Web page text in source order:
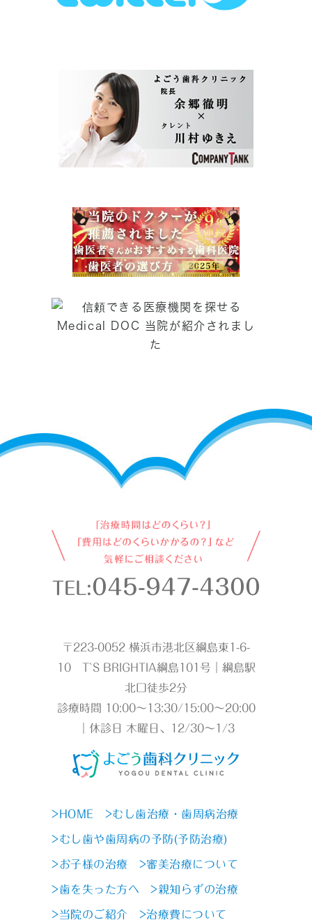
TEL:045-947-4300
〒223-0052 横浜市港北区綱島東1-6-
10 T`S BRIGHTIA綱島101号｜綱島駅
北口徒歩2分
診療時間 10:00～13:30/15:00～20:00
｜休診日 木曜日、12/30～1/3
>HOME >むし歯治療・歯周病治療
>むし歯や歯周病の予防(予防治療)
>お子様の治療 >審美治療について
>歯を失った方へ >親知らずの治療
>当院のご紹介 >治療費について